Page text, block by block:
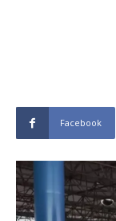
Facebook